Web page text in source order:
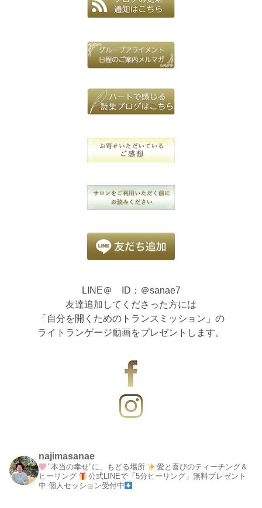
LINE＠ ID：＠sanae7
友達追加してくださった方には
「自分を開くためのトランスミッション」の
ライトランゲージ動画をプレゼントします。
najimasanae
"本当の幸せ"に、もどる場所
愛と喜びのティーチング＆
ヒーリング
公式LINEで「5分ヒーリング」無料プレゼント
中 個人セッション受付中